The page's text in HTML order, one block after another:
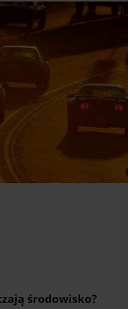
środowisko?